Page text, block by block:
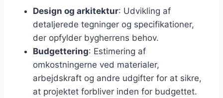
Design og arkitektur: Udvikling af
detaljerede tegninger og specifikationer,
der opfylder bygherrens behov.
Budgettering: Estimering af
omkostningerne ved materialer,
arbejdskraft og andre udgifter for at sikre,
at projektet forbliver inden for budgettet.